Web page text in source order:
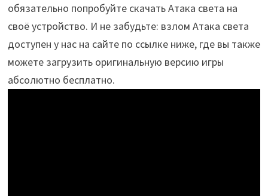
обязательно попробуйте скачать Атака света на
своё устройство. И не забудьте: взлом Атака света
доступен у нас на сайте по ссылке ниже, где вы также
можете загрузить оригинальную версию игры
абсолютно бесплатно.